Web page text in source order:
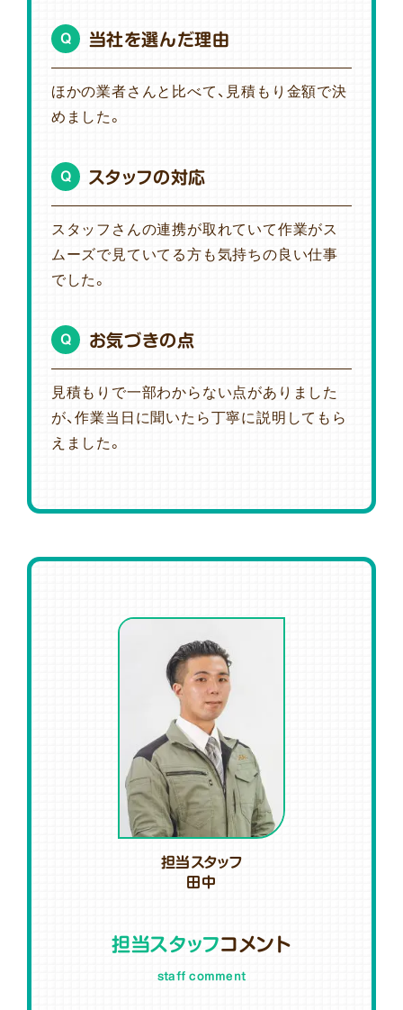
Q 当社を選んだ理由
ほかの業者さんと比べて、見積もり金額で決
めました。
Q スタッフの対応
スタッフさんの連携が取れていて作業がス
ムーズで見ていてる方も気持ちの良い仕事
でした。
Q お気づきの点
見積もりで一部わからない点がありました
が、作業当日に聞いたら丁寧に説明してもら
えました。
担当スタッフコメント
staff comment
担当スタッフ
田中